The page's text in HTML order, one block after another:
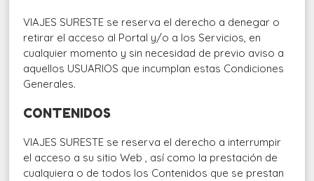
VIAJES SURESTE se reserva el derecho a denegar o
retirar el acceso al Portal y/o a los Servicios, en
cualquier momento y sin necesidad de previo aviso a
aquellos USUARIOS que incumplan estas Condiciones
Generales.
CONTENIDOS
VIAJES SURESTE se reserva el derecho a interrumpir
el acceso a su sitio Web , así como la prestación de
cualquiera o de todos los Contenidos que se prestan